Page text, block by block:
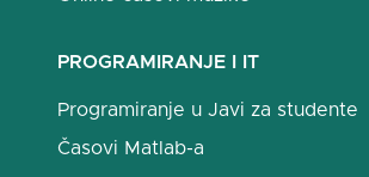
PROGRAMIRANJE I IT
Programiranje u Javi za studente
Časovi Matlab-a